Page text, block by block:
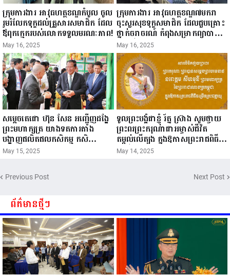
ក្រុមការងារ អាវុធហត្ថខណ្ឌកំបូល ចូល
រួមរំលែកទុក្ខដល់គ្រួសារសមាជិក ដែល
ឪពុកក្មេករបស់លោកទទួលមរណៈភាព!
May 16, 2025
ក្រុមការងារ អាវុធហត្ថខណ្ឌ៧មករា
ចុះសួរសុខទុក្ខសមាជិក ដែលជួបគ្រោះ
ថ្នាក់ចរាចរណ៍ កំពុងសម្រាកព្យាបាល
នៅមន្ទីរពេទ្យ!
May 16, 2025
សម្តេចតេជោ ហ៊ុន សែន អញ្ជើញដង្ហែ
ព្រះមហាក្សត្រ យាងទតការតាំង
បង្ហាញផលិតផលកសិកម្ម កសិ
ឧស្សាហកម្ម និងសិប្បកម្ម ក្នុងព្រះរាជ
May 15, 2025
ទូលព្រះបង្គំជាខ្ញុំ រ័ត្ន ស្រ៊ាង សូមថ្វាយ
ព្រះពរព្រះករុណាជាអម្ចាស់ជីវិត
តម្កល់លើត្បូង ក្នុងឱកាសព្រះរាជពិធី
ចម្រើនព្រះជន្ម គម្រប់ខួប៧២ យាងចូល
May 14, 2025
Previous Post Next Post
ព័ត៌មានថ្មីៗ